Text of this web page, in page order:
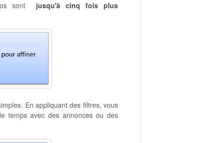
sont jusqu'à cinq fois plus
En appliquant des filtres, vous
temps avec des annonces ou des